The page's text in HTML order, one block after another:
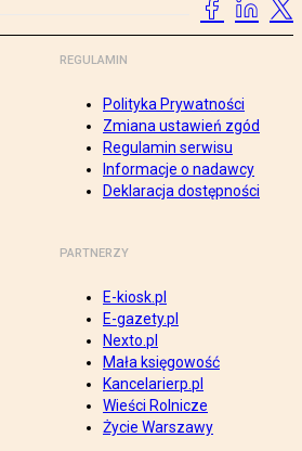
REGULAMIN
Polityka Prywatności
Zmiana ustawień zgód
Regulamin serwisu
Informacje o nadawcy
Deklaracja dostępności
PARTNERZY
E-kiosk.pl
E-gazety.pl
Nexto.pl
Mała księgowość
Kancelarierp.pl
Wieści Rolnicze
Życie Warszawy